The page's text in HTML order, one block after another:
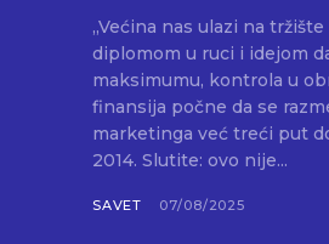
„Većina nas ulazi na
diplomom u ruci i idejom
maksimumu, kontrola u
finansija počne da se
marketinga već treći put
2014. Slutite: ovo nije...
SAVET 07/08/2025